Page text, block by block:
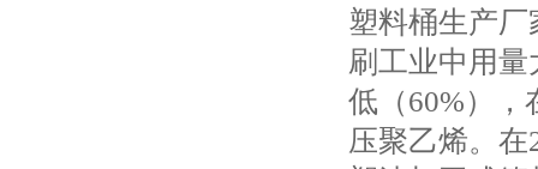
塑料桶生产
刷工业中用
低（60%），
压聚乙烯。